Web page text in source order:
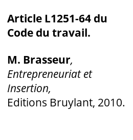
Article L1251-64 du
Code du travail.
M. Brasseur,
Entrepreneuriat et
Insertion,
Editions Bruylant, 2010.